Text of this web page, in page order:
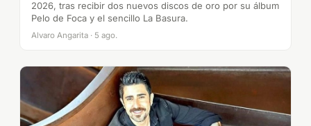
2026, tras recibir dos nuevos discos de oro por su álbum
Pelo de Foca y el sencillo La Basura.
Alvaro Angarita · 5 ago.